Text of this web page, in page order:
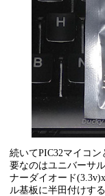
続いてPIC32マイコ
要なのはユニバーサ
ナーダイオード
ル基板に半田付けす